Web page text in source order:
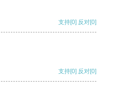
支持[0] 反对[0]
支持[0] 反对[0]